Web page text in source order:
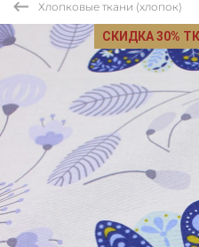
Хлопковые ткани (хлопок)
СКИДКА 30%